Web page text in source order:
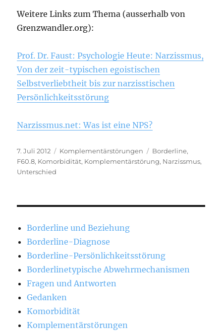
Weitere Links zum Thema (ausserhalb von
Grenzwandler.org):
Prof. Dr. Faust: Psychologie Heute: Narzissmus,
Von der zeit-typischen egoistischen
Selbstverliebtheit bis zur narzisstischen
Persönlichkeitsstörung
Narzissmus.net: Was ist eine NPS?
Veröffentlicht
am
7. Juli 2012 Kategorien
Komplementärstörungen Schlagwörter
Borderline,
F60.8, Komorbidität, Komplementärstörung, Narzissmus,
Unterschied
Borderline und Beziehung
Borderline-Diagnose
Borderline-Persönlichkeitsstörung
Borderlinetypische Abwehrmechanismen
Fragen und Antworten
Gedanken
Komorbidität
Komplementärstörungen